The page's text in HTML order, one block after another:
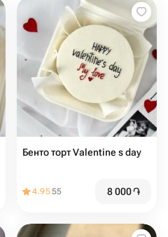
Бенто торт Valentine s day
4.9555 8 000֏